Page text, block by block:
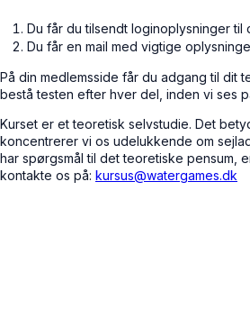
Du får du tilsendt loginoplysninger til
Du får en mail med vigtige
På din medlemsside får du adgang til dit
bestå testen efter hver del, inden vi ses
Kurset er et teoretisk selvstudie. Det
koncentrerer vi os udelukkende om
har spørgsmål til det teoretiske pensum,
kontakte os på: kursus@watergames.dk